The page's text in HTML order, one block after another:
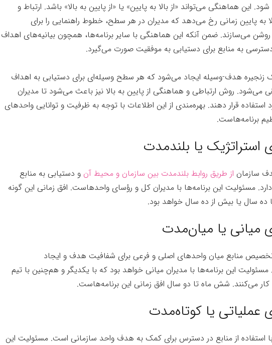
شود. این هماهنگی می­‌تواند «از بالا به پایین» یا «از پایین به بالا» باشد. ارتباط و
به پایین زمانی رخ می­‌دهد که مدیران در هر سطح، خطوط راهنمایی را برای
می­‌سازند. ضمن آنکه این هماهنگی با سایر برنامه­‌ها، همچون بیانیه­‌های اهداف
به منابع برای دستیابی به موفقیت صورت می­‌گیرد.
زنجیره هدف-وسیله ایجاد می­‌شود که هر سطح وسیله­‌ای برای دستیابی به اهداف
می­‌شود. روش ارتباطی و هماهنگی از پایین به بالا نیز باعث می‌شود تا مدیران
استفاده قرار دهند. بهره‌مندی از این اطلاعات با توجه به ظرفیت و توانایی واحدهای
برنامه­‌هاست.
استراتژیک یا بلندمدت
سازمان از طریق روابط بلندمدت بین سازمان و محیط آن و دستیابی به منابع
دارد. مسئولیت این برنامه‌ها با مدیران کل و رؤسای واحدهاست. افق زمانی این گونه
ده سال یا بیش از ده سال خواهد بود.
میانی یا میان‌مدت
منابع میان واحدهای اصلی و فرعی برای شفافیت هدف و ایجاد
این برنامه‌ها با مدیران میانی خواهد بود که با یکدیگر و هم‌چنین با تیم­‌
می­‌کنند. شش ماه تا دو سال افق زمانی این برنامه‌هاست.
عملیاتی یا کوتاه‌مدت
استفاده از منابع در دسترس برای کمک به هدف واحد سازمانی است. مسئولیت این